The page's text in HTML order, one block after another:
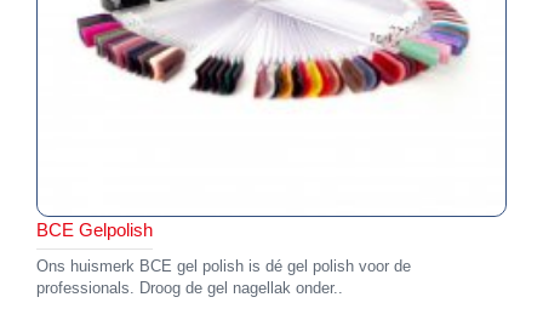
BCE Gelpolish
Ons huismerk BCE gel polish is dé gel polish voor de
professionals. Droog de gel nagellak onder..